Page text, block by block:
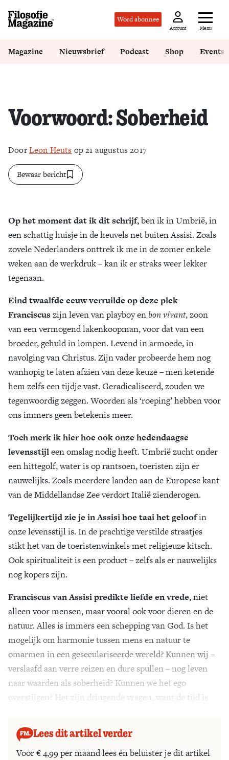
Word abonnee
Account Menu
Zoek
Magazine Nieuwsbrief Podcast Shop Events
Voorwoord: Soberheid
DoorLeon Heuts op 21 augustus 2017
Bewaar bericht
Op het moment dat ik dit schrijf,ben ik in Umbrië, in
een schattig huisje in de heuvels net buiten Assisi. Zoals
zovele Nederlanders onttrek ik me in de zomer enkele
weken aan de werkdruk – kan ik er straks weer lekker
tegenaan.
Eind twaalfde eeuw verruilde op deze plek
Franciscus zijn leven van playboy enbon vivant, zoon
van een vermogend lakenkoopman, voor dat van een
broeder, gehuld in lompen. Levend in armoede, in
navolging van Christus. Zijn vader probeerde hem nog
wanhopig te laten afzien van deze keuze – men ketende
hem zelfs een tijdje vast. Geradicaliseerd, zouden we
tegenwoordig zeggen. Woorden als ‘roeping’ hebben voor
ons immers geen betekenis meer.
Toch merk ik hier hoe ook onze hedendaagse
levensstijleen omslag nodig heeft. Umbrië zucht onder
een hittegolf, water is op rantsoen, toeristen zijn er
nauwelijks. Zoals meerdere landen aan de Europese kant
van de Middellandse Zee verdort Italië zienderogen.
Tegelijkertijd zie je in Assisi hoe taai het geloofin
onze levensstijl is. In de prachtige verstilde straatjes
stikt het van de toeristenwinkels met religieuze kitsch.
Ook spiritualiteit is een product – zelfs als er nauwelijks
nog kopers zijn.
Franciscus van Assisi predikte liefde en vrede,niet
alleen voor mensen, maar vooral ook voor dieren en de
natuur. Alles is immers een schepping van God. Is het
mogelijk om harmonie tussen mens en natuur te
omarmen in een geseculariseerde wereld? Kunnen wij –
verslaafd aan verre reizen en dure spullen – nog leven
naar waarden als soberheid? Kunnen we het ego
overstijgen? Het zijn dringende vragen, want de tijd is
Lees dit artikel verder
Voor € 4,99 per maand lees én beluister je dit artikel